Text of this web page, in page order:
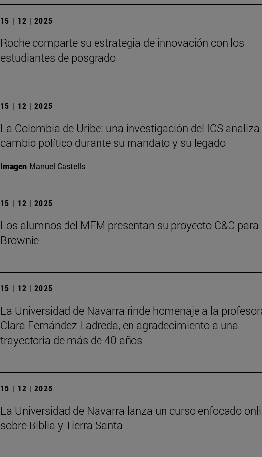
15 | 12 | 2025
Roche comparte su estrategia de innovación con los
estudiantes de posgrado
15 | 12 | 2025
La Colombia de Uribe: una investigación del ICS analiza
cambio político durante su mandato y su legado
Imagen Manuel Castells
15 | 12 | 2025
Los alumnos del MFM presentan su proyecto C&C para
Brownie
15 | 12 | 2025
La Universidad de Navarra rinde homenaje a la
Clara Fernández Ladreda, en agradecimiento a una
trayectoria de más de 40 años
15 | 12 | 2025
La Universidad de Navarra lanza un curso enfocado
sobre Biblia y Tierra Santa